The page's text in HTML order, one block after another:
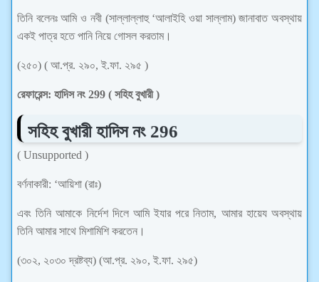
তিনি বলেনঃ আমি ও নবী (সাল্লাল্লাহু ‘আলাইহি ওয়া সাল্লাম) জানাবাত অবস্থায়
একই পাত্র হতে পানি নিয়ে গোসল করতাম।
(২৫০) ( আ.প্র. ২৯০, ই.ফা. ২৯৫ )
রেফারেন্স: হাদিস নং 299 ( সহিহ বুখারী )
সহিহ বুখারীহাদিস নং 296
( Unsupported )
বর্ণনাকারী: ‘আয়িশা (রাঃ)
এবং তিনি আমাকে নির্দেশ দিলে আমি ইযার পরে নিতাম, আমার হায়েয অবস্থায়
তিনি আমার সাথে মিশামিশি করতেন।
(৩০২, ২০৩০ দ্রষ্টব্য) (আ.প্র. ২৯০, ই.ফা. ২৯৫)